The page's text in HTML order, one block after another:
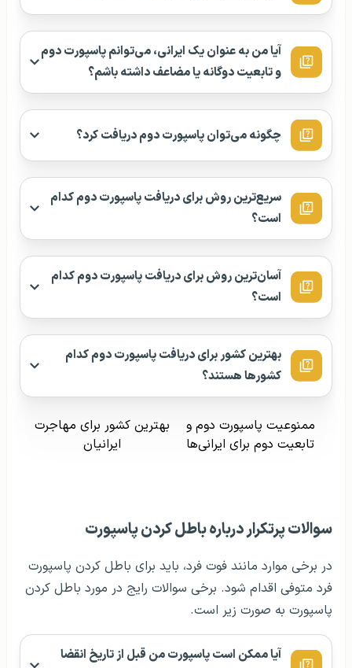
سریع‌ترین روش برای دریافت پاسپورت دوم کدام
است؟
است؟
بهترین کشور برای دریافت پاسپورت دوم کدام
کشورها هستند؟
ممنوعیت پاسپورت دوم و
تابعیت دوم برای ایرانی‌ها
بهترین کشور برای مهاجرت
ایرانیان
سوالات پرتکرار درباره باطل کردن پاسپورت
فرد متوفی اقدام شود. برخی سوالات رایج در مورد باطل کردن
پاسپورت به صورت زیر است.
باطل شود؟
در صورت فوت یکی از اعضای خانواده، چگونه برای
باطل کردن پاسپورت وی اقدام کنم؟
نحوه ورود و خروج افراد دو
دریافت پاسپورت بدون